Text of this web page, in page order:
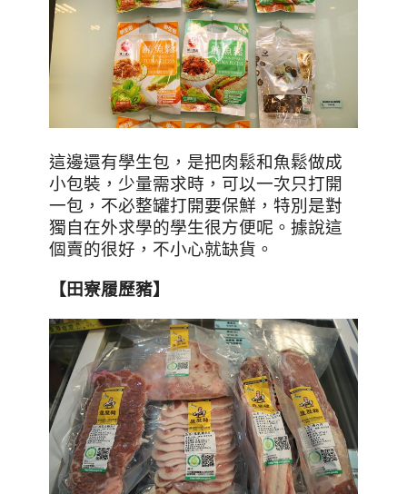
這邊還有學生包，是把肉鬆和魚鬆做成
小包裝，少量需求時，可以一次只打開
一包，不必整罐打開要保鮮，特別是對
獨自在外求學的學生很方便呢。據說這
個賣的很好，不小心就缺貨。
【田寮履歷豬】